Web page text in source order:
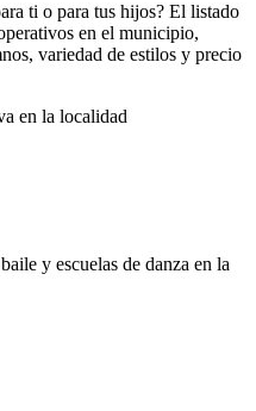
ti o para tus hijos? El listado
en el municipio,
variedad de estilos y precio
en la localidad
y escuelas de danza en la